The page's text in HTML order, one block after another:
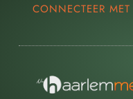
CONNECTEER